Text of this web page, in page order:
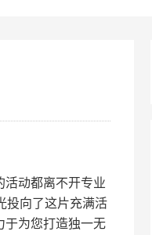
活动都离不开专业
投向了这片充满活
于为您打造独一无